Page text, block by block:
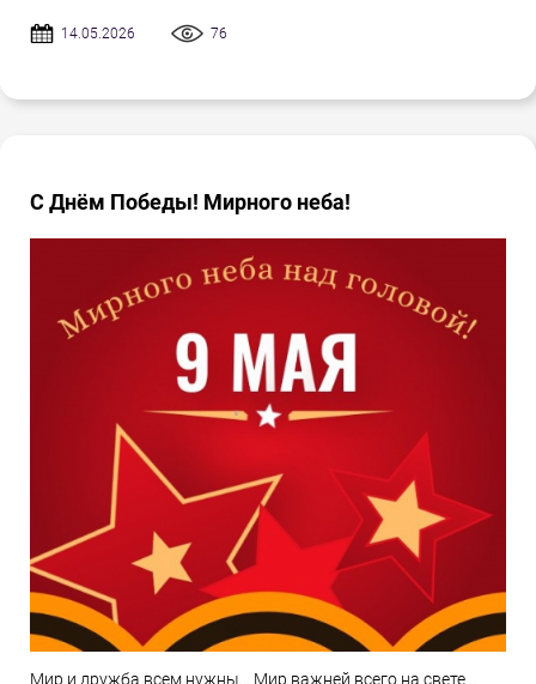
14.05.2026 76
С Днём Победы! Мирного неба!
Мир и дружба всем нужны... Мир важней всего на свете...